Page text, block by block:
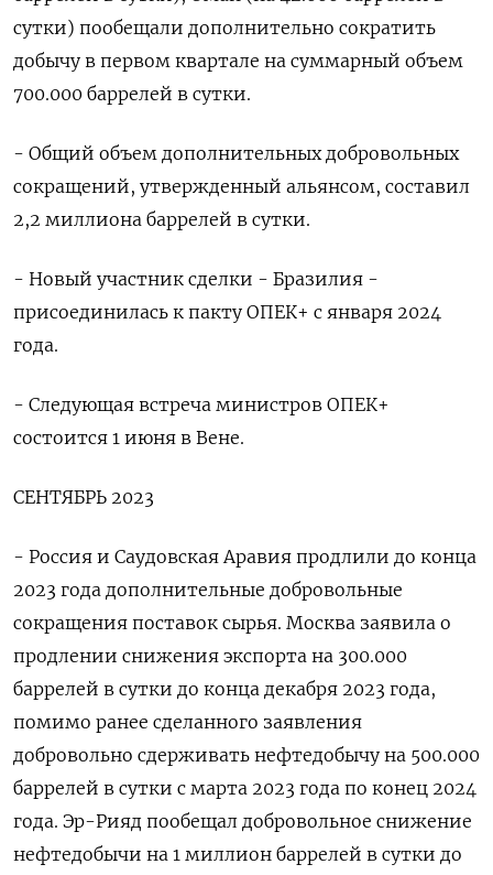
сутки) пообещали дополнительно сократить
добычу в первом квартале на суммарный объем
700.000 баррелей в сутки.
- Общий объем дополнительных добровольных
сокращений, утвержденный альянсом, составил
2,2 миллиона баррелей в сутки.
- Новый участник сделки - Бразилия -
присоединилась к пакту ОПЕК+ с января 2024
года.
- Следующая встреча министров ОПЕК+
состоится 1 июня в Вене.
СЕНТЯБРЬ 2023
- Россия и Саудовская Аравия продлили до конца
2023 года дополнительные добровольные
сокращения поставок сырья. Москва заявила о
продлении снижения экспорта на 300.000
баррелей в сутки до конца декабря 2023 года,
помимо ранее сделанного заявления
добровольно сдерживать нефтедобычу на 500.000
баррелей в сутки с марта 2023 года по конец 2024
года. Эр-Рияд пообещал добровольное снижение
нефтедобычи на 1 миллион баррелей в сутки до